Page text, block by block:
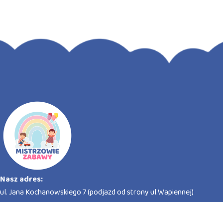
Nasz adres:
ul. Jana Kochanowskiego 7 (podjazd od strony ul.Wapiennej)